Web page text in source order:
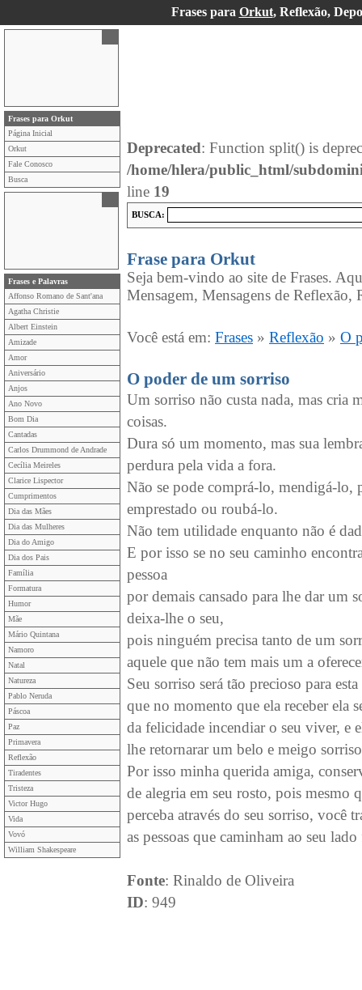
Frases para Orkut, Reflexão,
Frases para Orkut
Página Inicial
Orkut
Fale Conosco
Busca
Frases e Palavras
Affonso Romano de Sant'ana
Agatha Christie
Albert Einstein
Amizade
Amor
Aniversário
Anjos
Ano Novo
Bom Dia
Cantadas
Carlos Drummond de Andrade
Cecília Meireles
Clarice Lispector
Cumprimentos
Dia das Mães
Dia das Mulheres
Dia do Amigo
Dia dos Pais
Família
Formatura
Humor
Mãe
Mário Quintana
Namoro
Natal
Natureza
Pablo Neruda
Páscoa
Paz
Primavera
Reflexão
Tiradentes
Tristeza
Victor Hugo
Vida
Vovó
William Shakespeare
Deprecated: Function split() is
/home/hlera/public_html/
line 19
BUSCA:
Frase para Orkut
Seja bem-vindo ao site de Frases.
Mensagem, Mensagens de Reflexão,
Você está em: Frases » Reflexão » O
O poder de um sorriso
Um sorriso não custa nada, mas cria
coisas.
Dura só um momento, mas sua
perdura pela vida a fora.
Não se pode comprá-lo, mendigá-lo,
emprestado ou roubá-lo.
Não tem utilidade enquanto não é
E por isso se no seu caminho
pessoa
por demais cansado para lhe dar um
deixa-lhe o seu,
pois ninguém precisa tanto de um
aquele que não tem mais um a
Seu sorriso será tão precioso para esta
que no momento que ela receber ela
da felicidade incendiar o seu viver, e
lhe retornarar um belo e meigo
Por isso minha querida amiga,
de alegria em seu rosto, pois mesmo
perceba através do seu sorriso, você
as pessoas que caminham ao seu
Fonte: Rinaldo de Oliveira
ID: 949